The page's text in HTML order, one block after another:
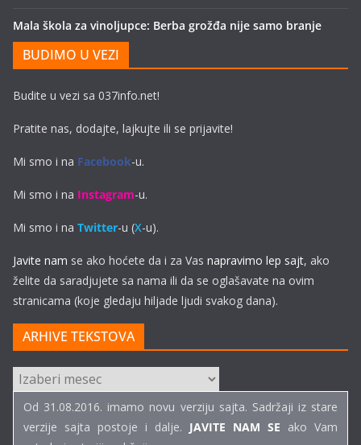
Mala škola za vinoljupce: Berba grožđa nije samo branje
BUDIMO U VEZI
Budite u vezi sa 037info.net!
Pratite nas, dodajte, lajkujte ili se prijavite!
Mi smo i na Facebook-u.
Mi smo i na Instagram-u.
Mi smo i na Twitter-u (X-u).
Javite nam se ako hoćete da i za Vas napravimo lep sajt, ako
želite da saradjujete sa nama ili da se oglašavate na ovim
stranicama (koje gledaju hiljade ljudi svakog dana).
ARHIVE TEKSTOVA
ARHIVE
TEKSTOVA
Od 31.08.2016. imamo novu verziju sajta. Sadržaji iz stare
verzije sajta postoje i dalje. JAVITE NAM SE ako Vam